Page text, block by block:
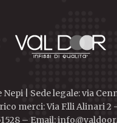
| Sede legale: via
merci: Via F.lli Alinari 2
– Email: